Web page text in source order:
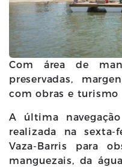
Com área de
preservadas,
com obras e turismo
A última
realizada na
Vaza-Barris para
manguezais, da